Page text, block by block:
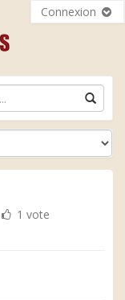
Connexion
1 vote